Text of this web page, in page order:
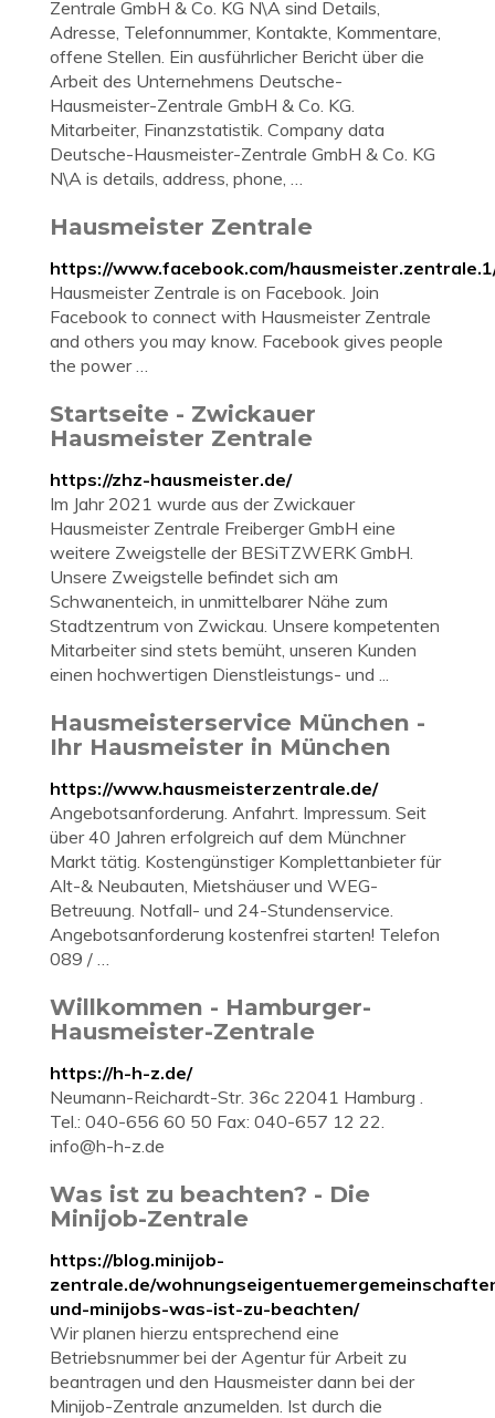
Zentrale GmbH & Co. KG N\A sind Details,
Adresse, Telefonnummer, Kontakte, Kommentare,
offene Stellen. Ein ausführlicher Bericht über die
Arbeit des Unternehmens Deutsche-
Hausmeister-Zentrale GmbH & Co. KG.
Mitarbeiter, Finanzstatistik. Company data
Deutsche-Hausmeister-Zentrale GmbH & Co. KG
N\A is details, address, phone, …
Hausmeister Zentrale
https://www.facebook.com/
Hausmeister Zentrale is on Facebook. Join
Facebook to connect with Hausmeister Zentrale
and others you may know. Facebook gives people
the power …
Startseite - Zwickauer
Hausmeister Zentrale
https://zhz-hausmeister.de/
Im Jahr 2021 wurde aus der Zwickauer
Hausmeister Zentrale Freiberger GmbH eine
weitere Zweigstelle der BESiTZWERK GmbH.
Unsere Zweigstelle befindet sich am
Schwanenteich, in unmittelbarer Nähe zum
Stadtzentrum von Zwickau. Unsere kompetenten
Mitarbeiter sind stets bemüht, unseren Kunden
einen hochwertigen Dienstleistungs- und ...
Hausmeisterservice München -
Ihr Hausmeister in München
https://www.hausmeisterzentrale.de/
Angebotsanforderung. Anfahrt. Impressum. Seit
über 40 Jahren erfolgreich auf dem Münchner
Markt tätig. Kostengünstiger Komplettanbieter für
Alt-& Neubauten, Mietshäuser und WEG-
Betreuung. Notfall- und 24-Stundenservice.
Angebotsanforderung kostenfrei starten! Telefon
089 / …
Willkommen - Hamburger-
Hausmeister-Zentrale
https://h-h-z.de/
Neumann-Reichardt-Str. 36c 22041 Hamburg .
Tel.: 040-656 60 50 Fax: 040-657 12 22.
info@h-h-z.de
Was ist zu beachten? - Die
Minijob-Zentrale
https://blog.minijob-
zentrale.de/
und-minijobs-was-ist-zu-beachten/
Wir planen hierzu entsprechend eine
Betriebsnummer bei der Agentur für Arbeit zu
beantragen und den Hausmeister dann bei der
Minijob-Zentrale anzumelden. Ist durch die